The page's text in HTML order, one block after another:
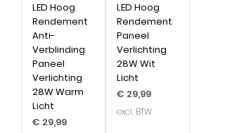
LED Hoog
Rendement
Anti-
Verblinding
Paneel
Verlichting
28W Warm
Licht
Prijs
€ 29,99
LED Hoog
Rendement
Paneel
Verlichting
28W Wit
Licht
Prijs
€ 29,99
excl. BTW